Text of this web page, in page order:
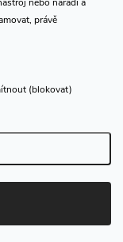
právě
(blokovat)
Upravit nastavení